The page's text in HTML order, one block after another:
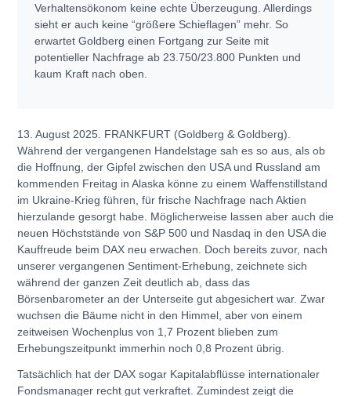
Verhaltensökonom keine echte Überzeugung. Allerdings
sieht er auch keine “größere Schieflagen” mehr. So
erwartet Goldberg einen Fortgang zur Seite mit
potentieller Nachfrage ab 23.750/23.800 Punkten und
kaum Kraft nach oben.
13. August 2025. FRANKFURT (Goldberg & Goldberg).
Während der vergangenen Handelstage sah es so aus, als ob
die Hoffnung, der Gipfel zwischen den USA und Russland am
kommenden Freitag in Alaska könne zu einem Waffenstillstand
im Ukraine-Krieg führen, für frische Nachfrage nach Aktien
hierzulande gesorgt habe. Möglicherweise lassen aber auch die
neuen Höchststände von S&P 500 und Nasdaq in den USA die
Kauffreude beim DAX neu erwachen. Doch bereits zuvor, nach
unserer vergangenen Sentiment-Erhebung, zeichnete sich
während der ganzen Zeit deutlich ab, dass das
Börsenbarometer an der Unterseite gut abgesichert war. Zwar
wuchsen die Bäume nicht in den Himmel, aber von einem
zeitweisen Wochenplus von 1,7 Prozent blieben zum
Erhebungszeitpunkt immerhin noch 0,8 Prozent übrig.
Tatsächlich hat der DAX sogar Kapitalabflüsse internationaler
Fondsmanager recht gut verkraftet. Zumindest zeigt die